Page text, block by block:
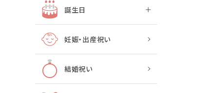
誕生日
妊娠・出産祝い
結婚祝い